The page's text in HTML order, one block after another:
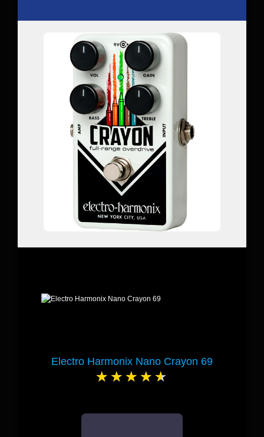
Electro Harmonix Nano Crayon 69